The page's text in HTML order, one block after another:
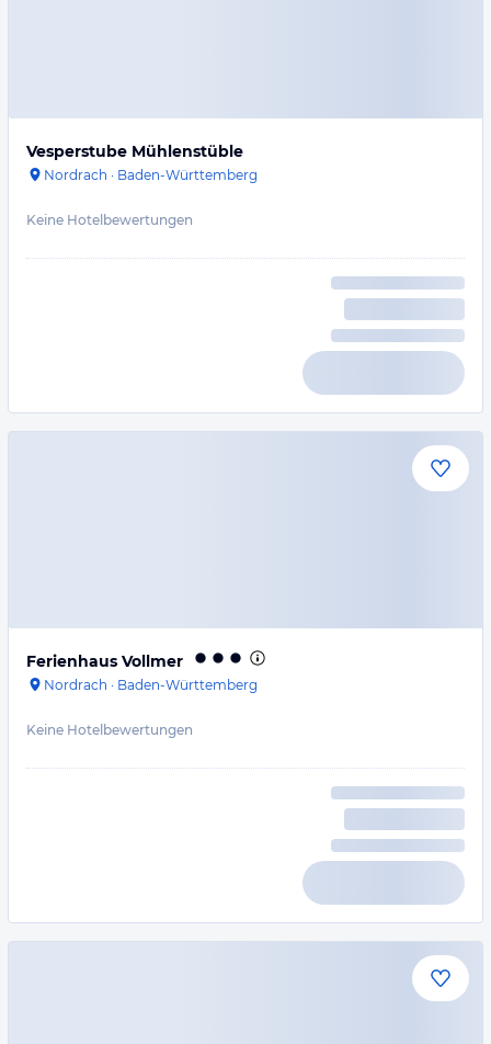
Vesperstube Mühlenstüble
Nordrach · Baden-Württemberg
Keine Hotelbewertungen
Ferienhaus Vollmer
Nordrach · Baden-Württemberg
Keine Hotelbewertungen